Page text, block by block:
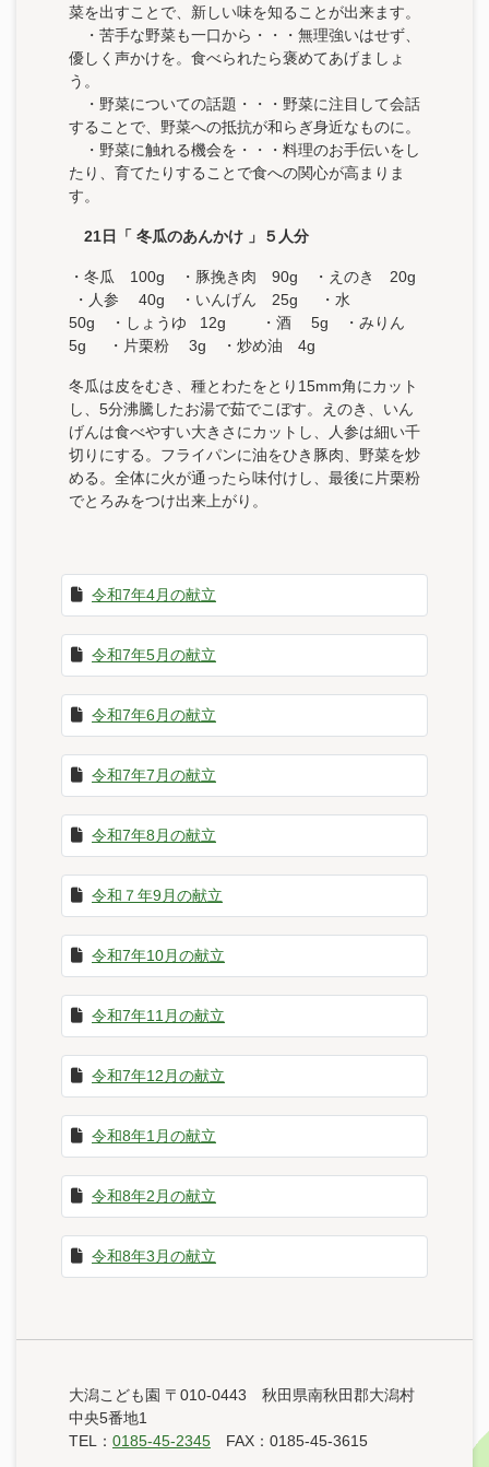
菜を出すことで、新しい味を知ることが出来ます。
・苦手な野菜も一口から・・・無理強いはせず、
優しく声かけを。食べられたら褒めてあげましょ
う。
・野菜についての話題・・・野菜に注目して会話
することで、野菜への抵抗が和らぎ身近なものに。
・野菜に触れる機会を・・・料理のお手伝いをし
たり、育てたりすることで食への関心が高まりま
す。
21日「 冬瓜のあんかけ 」５人分
・冬瓜 100g ・豚挽き肉 90g ・えのき 20g
・人参 40g ・いんげん 25g ・水
50g ・しょうゆ 12g ・酒 5g ・みりん
5g ・片栗粉 3g ・炒め油 4g
冬瓜は皮をむき、種とわたをとり15mm角にカット
し、5分沸騰したお湯で茹でこぼす。えのき、いん
げんは食べやすい大きさにカットし、人参は細い千
切りにする。フライパンに油をひき豚肉、野菜を炒
める。全体に火が通ったら味付けし、最後に片栗粉
でとろみをつけ出来上がり。
令和7年4月の献立
令和7年5月の献立
令和7年6月の献立
令和7年7月の献立
令和7年8月の献立
令和７年9月の献立
令和7年10月の献立
令和7年11月の献立
令和7年12月の献立
令和8年1月の献立
令和8年2月の献立
令和8年3月の献立
大潟こども園 〒010-0443 秋田県南秋田郡大潟村
中央5番地1
TEL： 0185-45-2345 FAX：0185-45-3615